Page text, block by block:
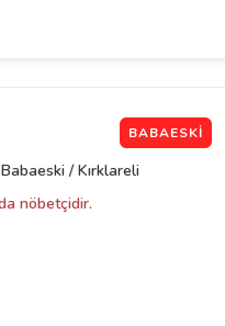
BABAESKI
/ Kırklareli
nöbetçidir.